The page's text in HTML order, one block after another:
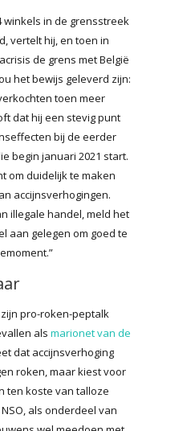
winkels in de grensstreek
vertelt hij, en toen in
de grens met België
het bewijs geleverd zijn:
toen meer
dat hij een stevig punt
bij de eerder
begin januari 2021 start.
om duidelijk te maken
accijnsverhogingen.
illegale handel, meld het
aan gelegen om goed te
pro-roken-peptalk
als marionet van de
dat accijnsverhoging
roken, maar kiest voor
ten koste van talloze
als onderdeel van